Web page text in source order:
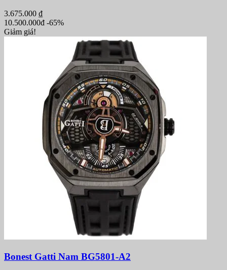
3.675.000 ₫
10.500.000đ -65%
Giảm giá!
Bonest Gatti Nam BG5801-A2